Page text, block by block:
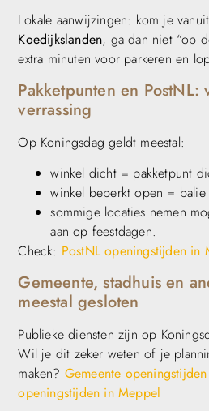
Lokale aanwijzingen: kom je
Koedijkslanden, ga dan niet “op
extra minuten voor parkeren en
Pakketpunten en PostNL:
verrassing
Op Koningsdag geldt meestal:
winkel dicht = pakketpunt
winkel beperkt open =
sommige locaties nemen
aan op feestdagen.
Check: PostNL openingstijden in
Gemeente, stadhuis en
meestal gesloten
Publieke diensten zijn op
Wil je dit zeker weten of je
maken? Gemeente
openingstijden in Meppel